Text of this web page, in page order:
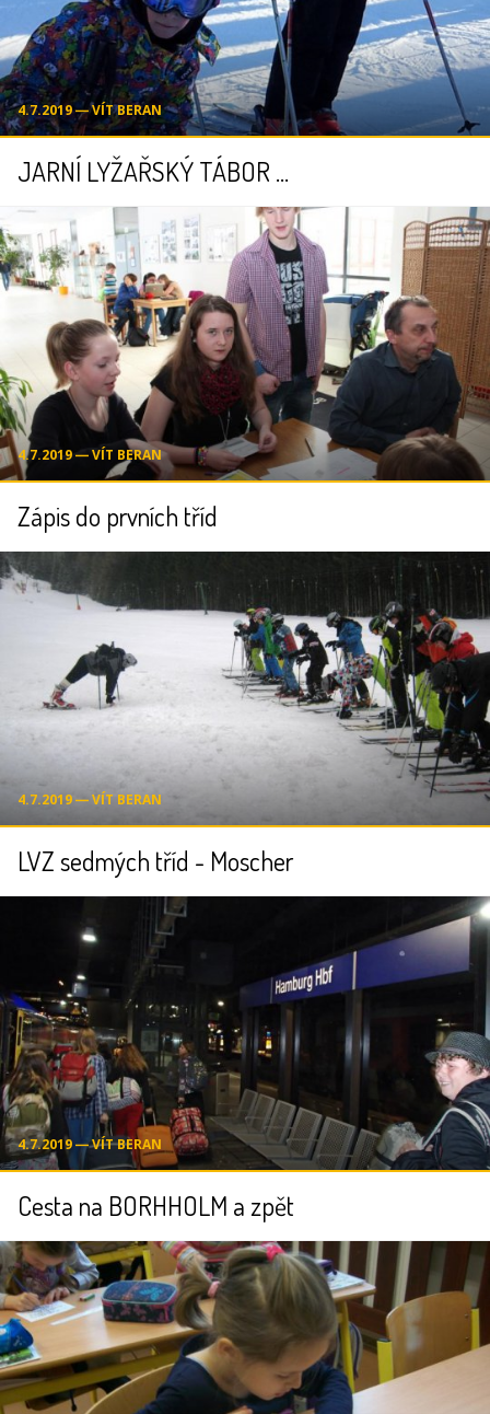
4.7.2019 ― VÍT BERAN
JARNÍ LYŽAŘSKÝ TÁBOR ...
4.7.2019 ― VÍT BERAN
Zápis do prvních tříd
4.7.2019 ― VÍT BERAN
LVZ sedmých tříd - Moscher
4.7.2019 ― VÍT BERAN
Cesta na BORHHOLM a zpět